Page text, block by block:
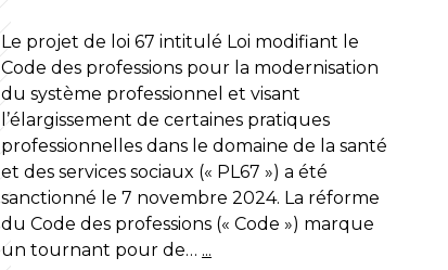
Le projet de loi 67 intitulé Loi modifiant le
Code des professions pour la modernisation
du système professionnel et visant
l’élargissement de certaines pratiques
professionnelles dans le domaine de la santé
et des services sociaux (« PL67 ») a été
sanctionné le 7 novembre 2024. La réforme
du Code des professions (« Code ») marque
un tournant pour de… ...